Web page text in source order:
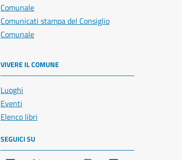
Comunale
Comunicati stampa del Consiglio
Comunale
VIVERE IL COMUNE
Luoghi
Eventi
Elenco libri
SEGUICI SU